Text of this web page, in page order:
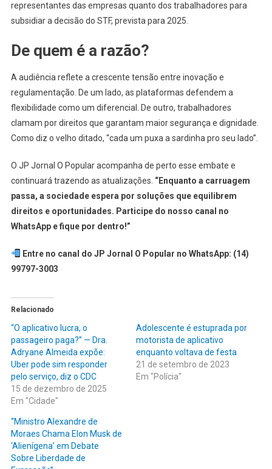
representantes das empresas quanto dos trabalhadores para
subsidiar a decisão do STF, prevista para 2025.
De quem é a razão?
A audiência reflete a crescente tensão entre inovação e
regulamentação. De um lado, as plataformas defendem a
flexibilidade como um diferencial. De outro, trabalhadores
clamam por direitos que garantam maior segurança e dignidade.
Como diz o velho ditado, “cada um puxa a sardinha pro seu lado”.
O JP Jornal O Popular acompanha de perto esse embate e
continuará trazendo as atualizações. “Enquanto a carruagem
passa, a sociedade espera por soluções que equilibrem
direitos e oportunidades. Participe do nosso canal no
WhatsApp e fique por dentro!”
Entre no canal do JP Jornal O Popular no WhatsApp: (14)
99797-3003
Relacionado
“O aplicativo lucra, o
passageiro paga?” — Dra.
Adryane Almeida expõe:
Uber pode sim responder
pelo serviço, diz o CDC
15 de dezembro de 2025
Em "Cidade"
Adolescente é estuprada por
motorista de aplicativo
enquanto voltava de festa
21 de setembro de 2023
Em "Polícia"
“Ministro Alexandre de
Moraes Chama Elon Musk de
‘Alienígena’ em Debate
Sobre Liberdade de